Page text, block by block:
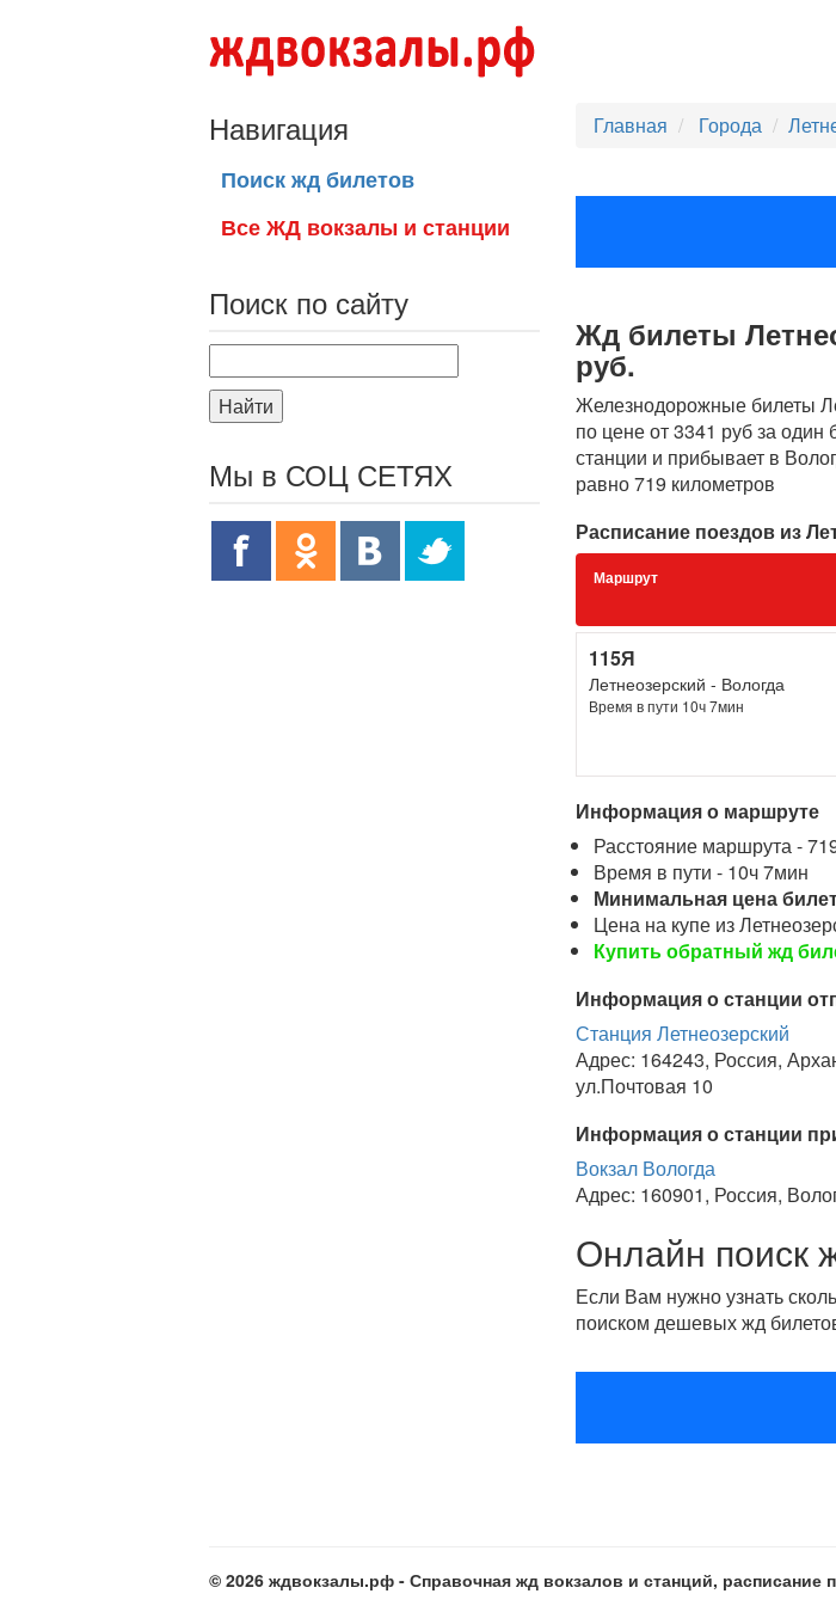
Главная Города
Жд билеты
руб.
Железнодорожные билеты
по цене от 3341 руб за один
станции и прибывает в
равно 719 километров
Расписание поездов из
Маршрут
115Я
Летнеозерский - Вологда
Время в пути 10ч 7мин
Информация о маршруте
Расстояние маршрута -
Время в пути - 10ч 7мин
Минимальная цена
Цена на купе из
Купить обратный жд
Информация о станции
Станция Летнеозерский
Адрес: 164243, Россия,
ул.Почтовая 10
Информация о станции
Вокзал Вологда
Адрес: 160901, Россия,
Онлайн поиск
Если Вам нужно узнать
поиском дешевых жд
Навигация
Поиск жд билетов
Все ЖД вокзалы и станции
Поиск по сайту
Найти
Мы в СОЦ СЕТЯХ
© 2026 ждвокзалы.рф - Справочная жд вокзалов и станций, расписание